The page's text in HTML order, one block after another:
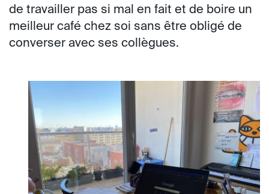
de travailler pas si mal en fait et de boire un
meilleur café chez soi sans être obligé de
converser avec ses collègues.